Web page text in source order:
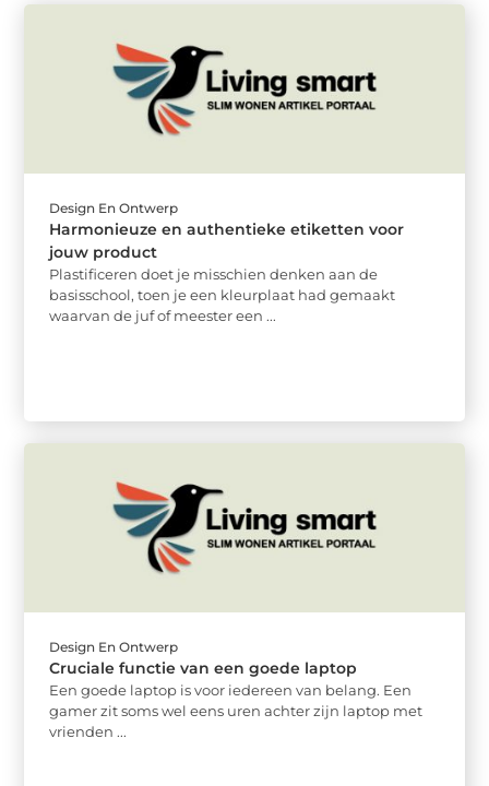
Design En Ontwerp
Harmonieuze en authentieke etiketten voor
jouw product
Plastificeren doet je misschien denken aan de
basisschool, toen je een kleurplaat had gemaakt
waarvan de juf of meester een ...
Design En Ontwerp
Cruciale functie van een goede laptop
Een goede laptop is voor iedereen van belang. Een
gamer zit soms wel eens uren achter zijn laptop met
vrienden ...